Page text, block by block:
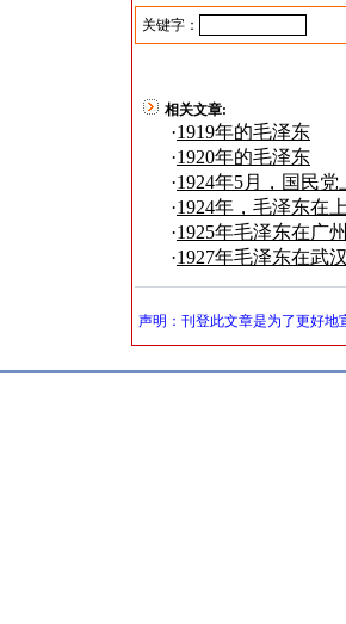
关键字：
相关文章:
·1919年的毛泽东
·1920年的毛泽东
·1924年5月，国民
·1924年，毛泽东在
·1925年毛泽东在广州
·1927年毛泽东在武汉
声明：刊登此文章是为了更好地